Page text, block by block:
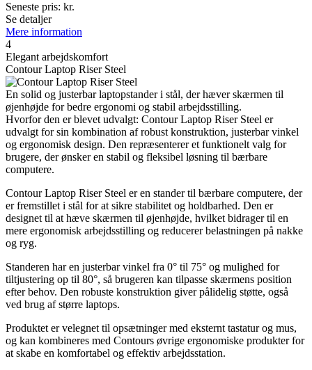
Seneste pris: kr.
Se detaljer
Mere information
4
Elegant arbejdskomfort
Contour Laptop Riser Steel
En solid og justerbar laptopstander i stål, der hæver skærmen til
øjenhøjde for bedre ergonomi og stabil arbejdsstilling.
Hvorfor den er blevet udvalgt: Contour Laptop Riser Steel er
udvalgt for sin kombination af robust konstruktion, justerbar vinkel
og ergonomisk design. Den repræsenterer et funktionelt valg for
brugere, der ønsker en stabil og fleksibel løsning til bærbare
computere.
Contour Laptop Riser Steel er en stander til bærbare computere, der
er fremstillet i stål for at sikre stabilitet og holdbarhed. Den er
designet til at hæve skærmen til øjenhøjde, hvilket bidrager til en
mere ergonomisk arbejdsstilling og reducerer belastningen på nakke
og ryg.
Standeren har en justerbar vinkel fra 0° til 75° og mulighed for
tiltjustering op til 80°, så brugeren kan tilpasse skærmens position
efter behov. Den robuste konstruktion giver pålidelig støtte, også
ved brug af større laptops.
Produktet er velegnet til opsætninger med eksternt tastatur og mus,
og kan kombineres med Contours øvrige ergonomiske produkter for
at skabe en komfortabel og effektiv arbejdsstation.